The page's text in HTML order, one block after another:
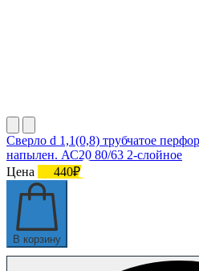
Сверло d 1,1(0,8) трубчатое
напылен. АС20 80/63 2-слойное
Цена
440₽
В корзину